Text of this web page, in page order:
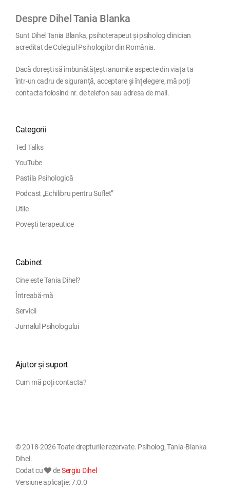
Despre Dihel Tania Blanka
Sunt Dihel Tania Blanka, psihoterapeut și psiholog clinician
acreditat de Colegiul Psihologilor din România.
Dacă dorești să îmbunătățești anumite aspecte din viața ta
într-un cadru de siguranță, acceptare și înțelegere, mă poți
contacta folosind nr. de telefon sau adresa de mail.
Categorii
Ted Talks
YouTube
Pastila Psihologică
Podcast „Echilibru pentru Suflet”
Utile
Povești terapeutice
Cabinet
Cine este Tania Dihel?
Întreabă-mă
Servicii
Jurnalul Psihologului
Ajutor și suport
Cum mă poți contacta?
© 2018-2026 Toate drepturile rezervate. Psiholog, Tania-Blanka
Dihel.
Codat cu
deSergiu Dihel
Versiune aplicație: 7.0.0